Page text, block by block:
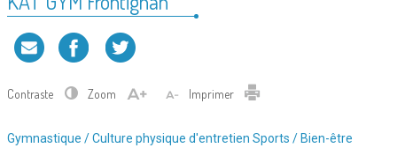
Contraste Zoom Imprimer
Type
Gymnastique / Culture physique d'entretien Sports / Bien-être